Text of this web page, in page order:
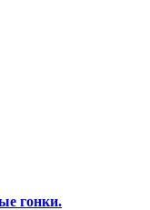
гонки.